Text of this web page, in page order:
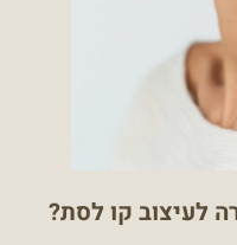
לעיצוב קו לסת?